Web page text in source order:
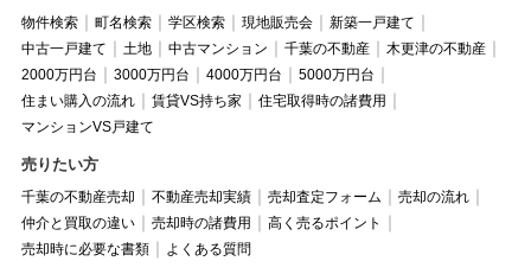
物件検索 町名検索 学区検索 現地販売会
新築一戸建て
中古一戸建て
土地 中古マンション 千葉の不動産
木更津の不動産
2000万円台
3000万円台 4000万円台
5000万円台
住まい購入の流れ
賃貸VS持ち家
住宅取得時の諸費用
マンションVS戸建て
売りたい方
千葉の不動産売却 不動産売却実績 売却査定フォーム
売却の流れ
仲介と買取の違い
売却時の諸費用
高く売るポイント
売却時に必要な書類
よくある質問